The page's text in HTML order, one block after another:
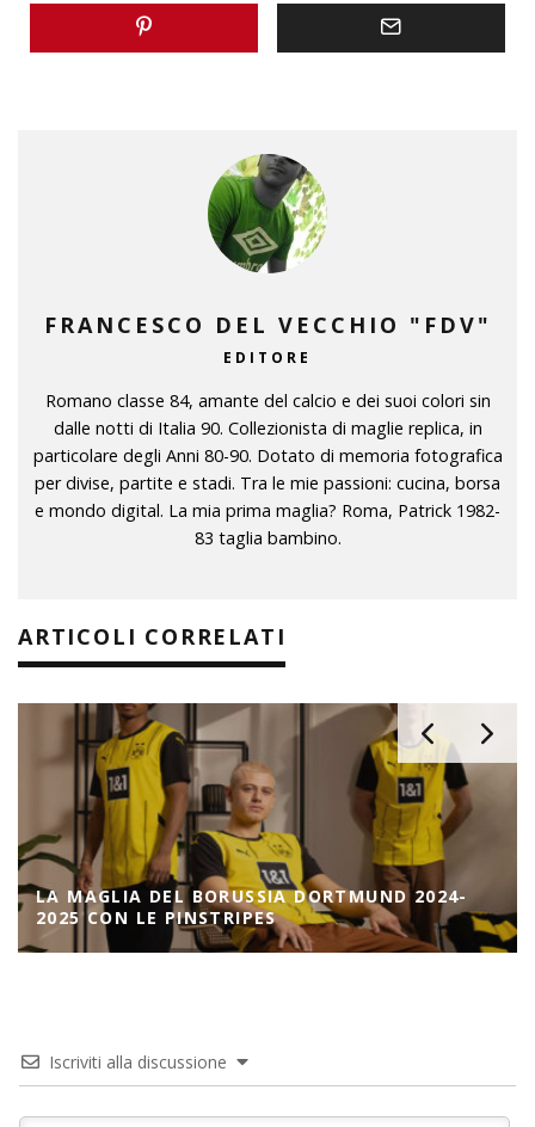
FRANCESCO DEL VECCHIO "FDV"
EDITORE
Romano classe 84, amante del calcio e dei suoi colori sin
dalle notti di Italia 90. Collezionista di maglie replica, in
particolare degli Anni 80-90. Dotato di memoria fotografica
per divise, partite e stadi. Tra le mie passioni: cucina, borsa
e mondo digital. La mia prima maglia? Roma, Patrick 1982-
83 taglia bambino.
ARTICOLI CORRELATI
LA MAGLIA DEL BORUSSIA DORTMUND 2024-
2025 CON LE PINSTRIPES
Iscriviti alla discussione